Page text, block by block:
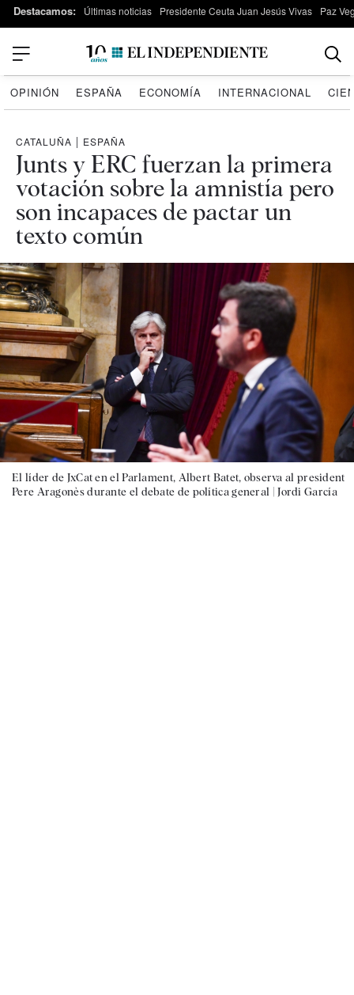
Destacamos: Últimas noticias Presidente Ceuta Juan Jesús Vivas Paz
OPINIÓN ESPAÑA ECONOMÍA INTERNACIONAL
CATALUÑA | ESPAÑA
Junts y ERC fuerzan la primera
votación sobre la amnistía pero
son incapaces de pactar un
texto común
El líder de JxCat en el Parlament, Albert Batet, observa al president
Pere Aragonès durante el debate de política general |Jordi García